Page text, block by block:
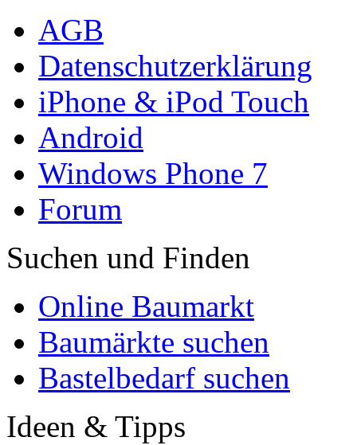
AGB
Datenschutzerklärung
iPhone & iPod Touch
Android
Windows Phone 7
Forum
Suchen und Finden
Online Baumarkt
Baumärkte suchen
Bastelbedarf suchen
Ideen & Tipps